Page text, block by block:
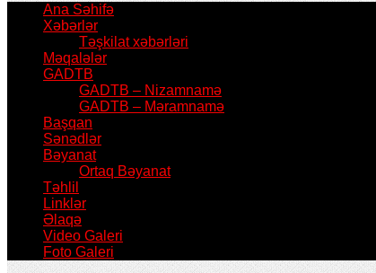
Ana Səhifə
Xəbərlər
Təşkilat xəbərləri
Məqalələr
GADTB
GADTB – Nizamnamə
GADTB – Məramnamə
Başqan
Sənədlər
Bəyanat
Ortaq Bəyanat
Təhlil
Linklər
Əlaqə
Video Galeri
Foto Galeri